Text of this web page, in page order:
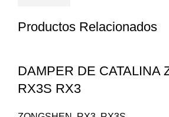
Productos Relacionados
DAMPER DE CATALINA
RX3S RX3